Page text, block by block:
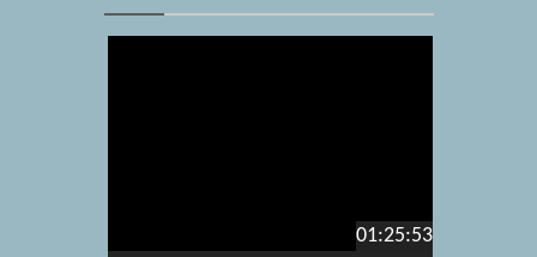
01:25:53